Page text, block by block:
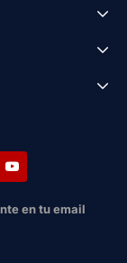
en tu email